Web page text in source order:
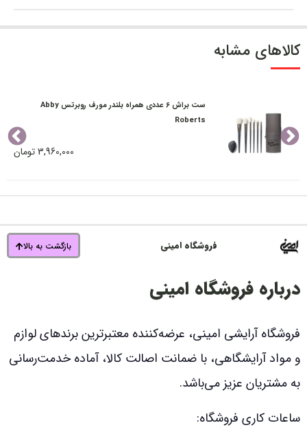
کالاهای مشابه
ست براش 6 عددی همراه بلندر مورف روبرتس Abby
Roberts
3,960,000تومان
فروشگاه امینی بازگشت به بالا
درباره فروشگاه امینی
فروشگاه آرایشی امینی، عرضه‌کننده معتبرترین برندهای لوازم
و مواد آرایشگاهی، با ضمانت اصالت کالا، آماده خدمت‌رسانی
به مشتریان عزیز می‌باشد.
ساعات کاری فروشگاه: